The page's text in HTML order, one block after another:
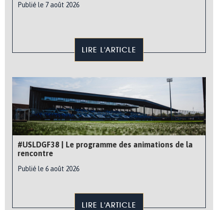
Publié le 7 août 2026
LIRE L'ARTICLE
#USLDGF38 | Le programme des animations de la
rencontre
Publié le 6 août 2026
LIRE L'ARTICLE